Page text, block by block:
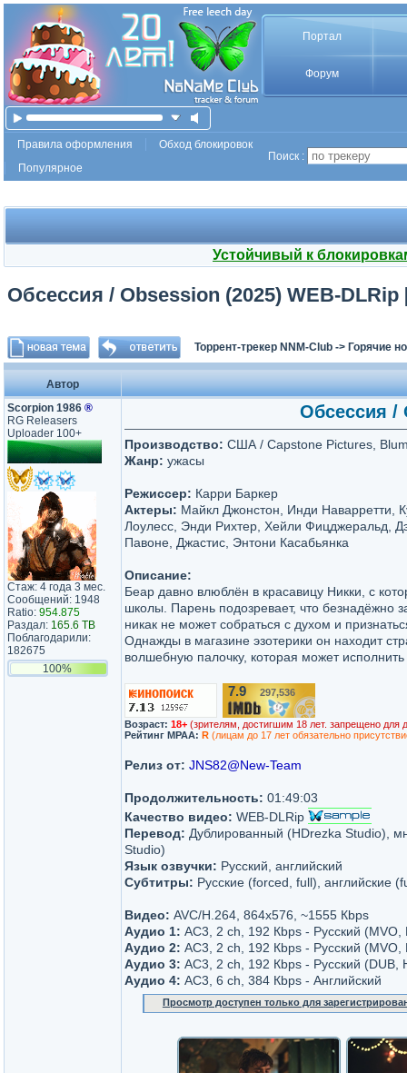
Портал
Форум
Правила оформления
Обход блокировок
Популярное
Поиск :
Устойчивый к
Обсессия / Obsession (2025) WEB-DLRip
Торрент-трекер NNM-Club -> Горячие
Автор
Scorpion 1986 ®
RG Releasers
Uploader 100+
Стаж: 4 года 3 мес.
Сообщений: 1948
Ratio: 954.875
Раздал: 165.6 TB
Поблагодарили:
182675
100%
Обсессия /
Производство: США / Capstone Pictures,
Жанр: ужасы
Режиссер: Карри Баркер
Актеры: Майкл Джонстон, Инди Наварретти,
Лоулесс, Энди Рихтер, Хейли Фицджеральд,
Павоне, Джастис, Энтони Касабьянка
Описание:
Беар давно влюблён в красавицу Никки, с
школы. Парень подозревает, что безнадёжно
никак не может собраться с духом и
Однажды в магазине эзотерики он находит
волшебную палочку, которая может
7.9 297,536
Возраст: 18+ (зрителям, достигшим 18 лет. запрещено для
Рейтинг MPAA: R (лицам до 17 лет обязательно
Релиз от: JNS82@New-Team
Продолжительность: 01:49:03
Качество видео: WEB-DLRip
Перевод: Дублированный (HDrezka Studio),
Studio)
Язык озвучки: Русский, английский
Субтитры: Русские (forced, full), английские
Видео: AVC/H.264, 864x576, ~1555 Кbps
Аудио 1: AC3, 2 ch, 192 Кbps - Русский (MVO,
Аудио 2: AC3, 2 ch, 192 Кbps - Русский
Аудио 3: AC3, 2 ch, 192 Кbps - Русский (DUB,
Аудио 4: AC3, 6 ch, 384 Кbps - Английский
Просмотр доступен только для